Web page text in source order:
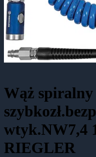
Wąż spiralny
wtyk.NW7,4
RIEGLER